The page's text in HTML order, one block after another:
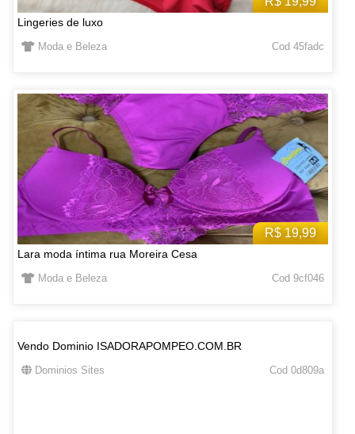
Lingeries de luxo
Moda e Beleza Cod 45fadc
R$ 19,99
Lara moda íntima rua Moreira Cesa
Moda e Beleza Cod 9cf046
Vendo Dominio ISADORAPOMPEO.COM.BR
Dominios Sites Cod 0d809a